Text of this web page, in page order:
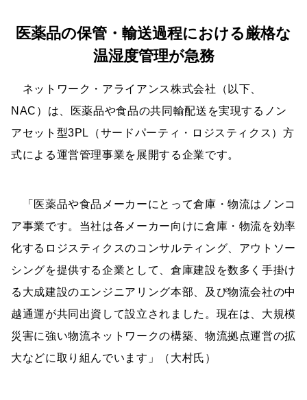
医薬品の保管・輸送過程における厳格な
温湿度管理が急務
ネットワーク・アライアンス株式会社（以下、
NAC）は、医薬品や食品の共同輸配送を実現するノン
アセット型3PL（サードパーティ・ロジスティクス）方
式による運営管理事業を展開する企業です。
「医薬品や食品メーカーにとって倉庫・物流はノンコ
ア事業です。当社は各メーカー向けに倉庫・物流を効率
化するロジスティクスのコンサルティング、アウトソー
シングを提供する企業として、倉庫建設を数多く手掛け
る大成建設のエンジニアリング本部、及び物流会社の中
越通運が共同出資して設立されました。現在は、大規模
災害に強い物流ネットワークの構築、物流拠点運営の拡
大などに取り組んでいます」（大村氏）